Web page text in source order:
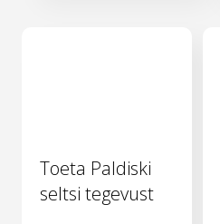
Toeta Paldiski
seltsi tegevust